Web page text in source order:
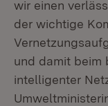
wir einen
der wichtige
und damit beim
intelligenter